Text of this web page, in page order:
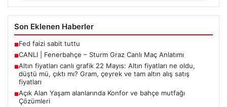
Son Eklenen Haberler
■Fed faizi sabit tuttu
■CANLI | Fenerbahçe – Sturm Graz Canlı Maç Anlatımı
■Altın fiyatları canlı grafik 22 Mayıs: Altın fiyatları ne oldu,
düştü mü, çıktı mı? Gram, çeyrek ve tam altın alış satış
fiyatları
■Açık Alan Yaşam alanlarında Konfor ve bahçe mutfağı
Çözümleri